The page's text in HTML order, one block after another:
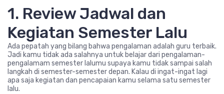
1. Review Jadwal dan
Kegiatan Semester Lalu
Ada pepatah yang bilang bahwa pengalaman adalah guru terbaik.
Jadi kamu tidak ada salahnya untuk belajar dari pengalaman-
pengalamam semester lalumu supaya kamu tidak sampai salah
langkah di semester-semester depan. Kalau di ingat-ingat lagi
apa saja kegiatan dan pencapaian kamu selama satu semester
lalu.